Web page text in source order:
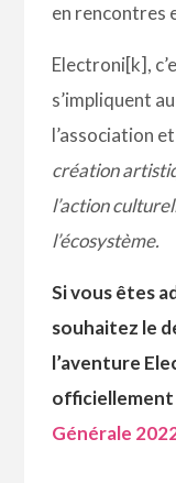
en rencontres
Electroni[k],
s’impliquent
l’association
création
l’action
l’écosystème.
Si vous êtes
souhaitez le
l’aventure
officiellement
Générale